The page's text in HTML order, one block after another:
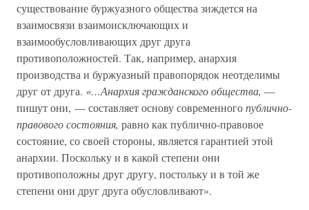
существование буржуазного общества зиждется на
взаимосвязи взаимоисключающих и
взаимообусловливающих друг друга
противоположностей. Так, например, анархия
производства и буржуазный правопорядок неотделимы
друг от друга. «…Анархия гражданского общества, —
пишут они, — составляет основу современногопублично-
правового состояния, равно как публично-правовое
состояние, со своей стороны, является гарантией этой
анархии. Поскольку и в какой степени они
противоположны друг другу, постольку и в той же
степени они друг друга обусловливают».